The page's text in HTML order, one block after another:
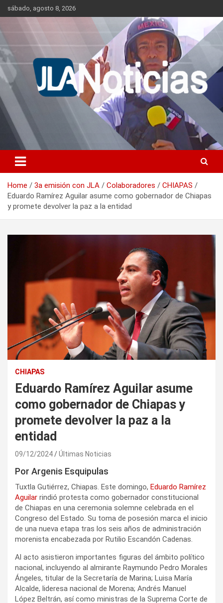
Skip
to
sábado, agosto 8, 2026
Jlanoticias
Información relevante en tiempo real.
Home 3a emisión con JLA Colaboradores
CHIAPAS
Eduardo Ramírez Aguilar asume como gobernador de Chiapas
y promete devolver la paz a la entidad
CHIAPAS
Eduardo Ramírez Aguilar asume
como gobernador de Chiapas y
promete devolver la paz a la
entidad
09/12/2024 Últimas Noticias
Por Argenis Esquipulas
Tuxtla Gutiérrez, Chiapas. Este domingo, Eduardo Ramírez
Aguilar rindió protesta como gobernador constitucional
de Chiapas en una ceremonia solemne celebrada en el
Congreso del Estado. Su toma de posesión marca el inicio
de una nueva etapa tras los seis años de administración
morenista encabezada por Rutilio Escandón Cadenas.
Al acto asistieron importantes figuras del ámbito político
nacional, incluyendo al almirante Raymundo Pedro Morales
Ángeles, titular de la Secretaría de Marina; Luisa María
Alcalde, lideresa nacional de Morena; Andrés Manuel
López Beltrán, así como ministras de la Suprema Corte de